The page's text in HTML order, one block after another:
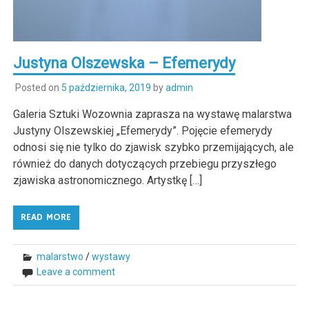
Justyna Olszewska – Efemerydy
Posted on 5 października, 2019 byadmin
Galeria Sztuki Wozownia zaprasza na wystawę malarstwa
Justyny Olszewskiej „Efemerydy”. Pojęcie efemerydy
odnosi się nie tylko do zjawisk szybko przemijających, ale
również do danych dotyczących przebiegu przyszłego
zjawiska astronomicznego. Artystkę […]
READ MORE
malarstwo /wystawy
Leave a comment